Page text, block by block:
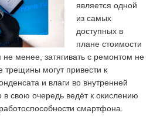
является одной
из самых
доступных в
плане стоимости
менее, затягивать с ремонтом не
трещины могут привести к
и влаги во внутренней
в свою очередь ведёт к окислению
смартфона.